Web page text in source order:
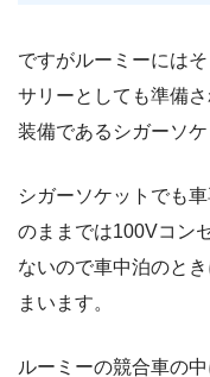
ですがルーミーには
サリーとしても準備
装備であるシガーソ
シガーソケットでも
のままでは100Vコン
ないので車中泊のと
まいます。
ルーミーの競合車の